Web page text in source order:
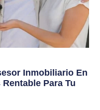
Inmobiliario En
Para Tu